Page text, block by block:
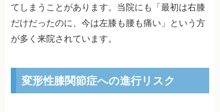
てしまうことがあります。当院にも「最初は右膝
だけだったのに、今は左膝も腰も痛い」という方
が多く来院されています。
変形性膝関節症への進行リスク